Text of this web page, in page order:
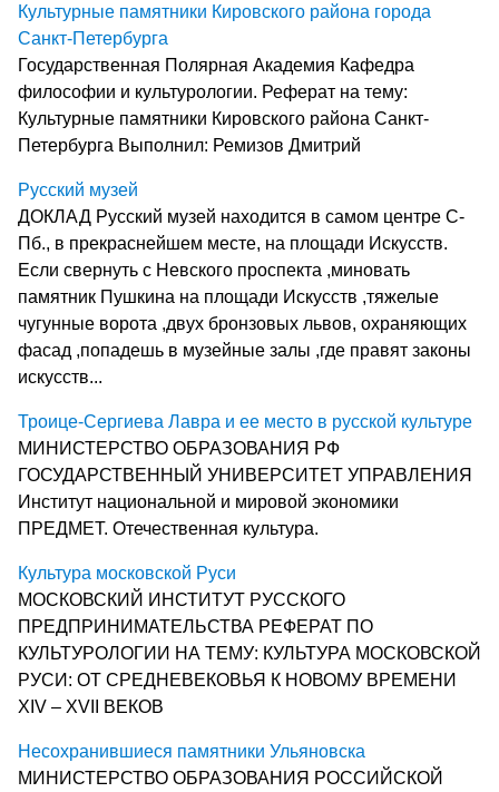
Культурные памятники Кировского района города
Санкт-Петербурга
Государственная Полярная Академия Кафедра
философии и культурологии. Реферат на тему:
Культурные памятники Кировского района Санкт-
Петербурга Выполнил: Ремизов Дмитрий
Русский музей
ДОКЛАД Русский музей находится в самом центре С-
Пб., в прекраснейшем месте, на площади Искусств.
Если свернуть с Невского проспекта ,миновать
памятник Пушкина на площади Искусств ,тяжелые
чугунные ворота ,двух бронзовых львов, охраняющих
фасад ,попадешь в музейные залы ,где правят законы
искусств...
Троице-Сергиева Лавра и ее место в русской культуре
МИНИСТЕРСТВО ОБРАЗОВАНИЯ РФ
ГОСУДАРСТВЕННЫЙ УНИВЕРСИТЕТ УПРАВЛЕНИЯ
Институт национальной и мировой экономики
ПРЕДМЕТ. Отечественная культура.
Культура московской Руси
МОСКОВСКИЙ ИНСТИТУТ РУССКОГО
ПРЕДПРИНИМАТЕЛЬСТВА РЕФЕРАТ ПО
КУЛЬТУРОЛОГИИ НА ТЕМУ: КУЛЬТУРА МОСКОВСКОЙ
РУСИ: ОТ СРЕДНЕВЕКОВЬЯ К НОВОМУ ВРЕМЕНИ
XIV – XVII ВЕКОВ
Несохранившиеся памятники Ульяновска
МИНИСТЕРСТВО ОБРАЗОВАНИЯ РОССИЙСКОЙ